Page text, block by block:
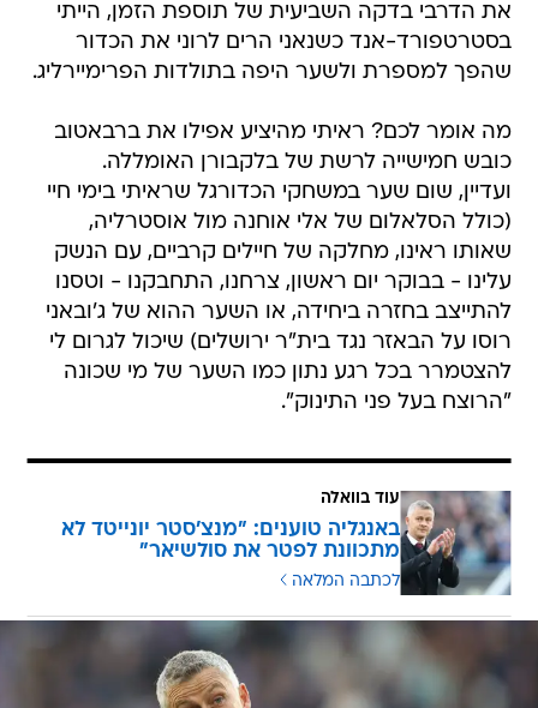
את הדרבי בדקה השביעית של תוספת הזמן, הייתי
בסטרטפורד-אנד כשנאני הרים לרוני את הכדור
שהפך למספרת ולשער היפה בתולדות הפרימיירליג.
מה אומר לכם? ראיתי מהיציע אפילו את ברבאטוב
כובש חמישייה לרשת של בלקבורן האומללה.
ועדיין, שום שער במשחקי הכדורגל שראיתי בימי חיי
(כולל הסלאלום של אלי אוחנה מול אוסטרליה,
שאותו ראינו, מחלקה של חיילים קרביים, עם הנשק
עלינו - בבוקר יום ראשון, צרחנו, התחבקנו - וטסנו
להתייצב בחזרה ביחידה, או השער ההוא של ג'ובאני
רוסו על הבאזר נגד בית"ר ירושלים) שיכול לגרום לי
להצטמרר בכל רגע נתון כמו השער של מי שכונה
"הרוצח בעל פני התינוק".
עוד בוואלה
באנגליה טוענים: "מנצ'סטר יונייטד לא
מתכוונת לפטר את סולשיאר"
לכתבה המלאה